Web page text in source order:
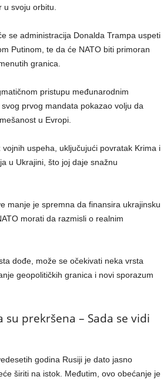
svoju orbitu.
se administracija Donalda Trampa uspeti
Putinom, te da će NATO biti primoran
granica.
pristupu međunarodnim
prvog mandata pokazao volju da
u Evropi.
uspeha, uključujući povratak Krima i
u Ukrajini, što joj daje snažnu
manje je spremna da finansira ukrajinsku
morati da razmisli o realnim
dođe, može se očekivati neka vrsta
geopolitičkih granica i novi sporazum
su prekršena – Sada se vidi
godina Rusiji je dato jasno
širiti na istok. Međutim, ovo obećanje je